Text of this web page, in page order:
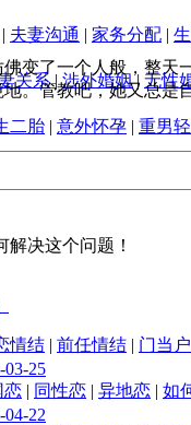
| 夫妻沟通 | 家务分配 |
关系|涉外婚姻| 无性
二胎 | 意外怀孕 | 重男
情结 | 前任情结 | 门当
恋 | 同性恋 | 异地恋 | 如
变了一个人般，整
地。管教吧，她又
决这个问题！
03-25
04-22